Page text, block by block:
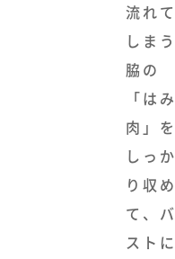
流れて
しまう
脇の
「はみ
肉」を
しっか
り収め
て、バ
ストに